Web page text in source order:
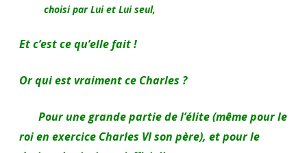
choisi par Lui et Lui seul,
Et c’est ce qu’elle fait !
Or qui est vraiment ce Charles ?
Pour une grande partie de l’élite (même pour le
roi en exercice Charles VI son père), et pour le